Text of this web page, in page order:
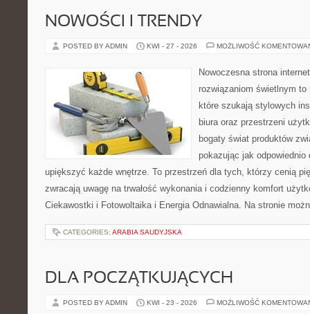
NOWOŚCI I TRENDY
POSTED BY ADMIN KWI - 27 - 2026 MOŻLIWOŚĆ
Nowoczesna strona
rozwiązaniom świetlnym
które szukają stylowych
biura oraz przestrzeni
bogaty świat produktów
pokazując jak odpowiednio
upiększyć każde wnętrze. To przestrzeń dla tych, którzy cenią
zwracają uwagę na trwałość wykonania i codzienny komfort
Ciekawostki i Fotowoltaika i Energia Odnawialna. Na stronie
CATEGORIES: ARABIA SAUDYJSKA
DLA POCZĄTKUJĄCYCH
POSTED BY ADMIN KWI - 23 - 2026 MOŻLIWOŚĆ